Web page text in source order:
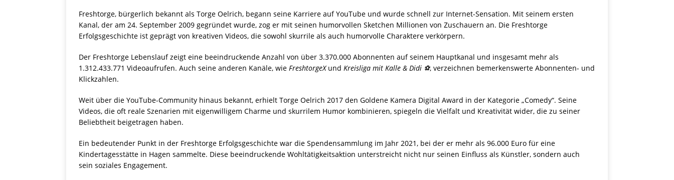
Freshtorge, bürgerlich bekannt als Torge Oelrich, begann seine Karriere auf YouTube und wurde schnell zur Internet-Sensation. Mit seinem ersten
Kanal, der am 24. September 2009 gegründet wurde, zog er mit seinen humorvollen Sketchen Millionen von Zuschauern an. Die Freshtorge
Erfolgsgeschichte ist geprägt von kreativen Videos, die sowohl skurrile als auch humorvolle Charaktere verkörpern.
Der Freshtorge Lebenslauf zeigt eine beeindruckende Anzahl von über 3.370.000 Abonnenten auf seinem Hauptkanal und insgesamt mehr als
1.312.433.771 Videoaufrufen. Auch seine anderen Kanäle, wie FreshtorgeXund Kreisliga mit Kalle & Didi ⚽, verzeichnen bemerkenswerte Abonnenten- und
Klickzahlen.
Weit über die YouTube-Community hinaus bekannt, erhielt Torge Oelrich 2017 den Goldene Kamera Digital Award in der Kategorie „Comedy“. Seine
Videos, die oft reale Szenarien mit eigenwilligem Charme und skurrilem Humor kombinieren, spiegeln die Vielfalt und Kreativität wider, die zu seiner
Beliebtheit beigetragen haben.
Ein bedeutender Punkt in der Freshtorge Erfolgsgeschichte war die Spendensammlung im Jahr 2021, bei der er mehr als 96.000 Euro für eine
Kindertagesstätte in Hagen sammelte. Diese beeindruckende Wohltätigkeitsaktion unterstreicht nicht nur seinen Einfluss als Künstler, sondern auch
sein soziales Engagement.